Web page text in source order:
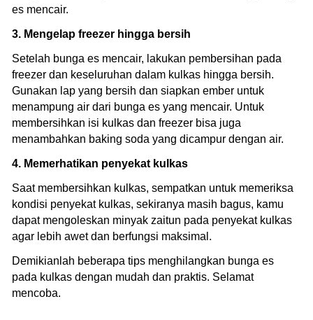
es mencair.
3. Mengelap freezer hingga bersih
Setelah bunga es mencair, lakukan pembersihan pada
freezer dan keseluruhan dalam kulkas hingga bersih.
Gunakan lap yang bersih dan siapkan ember untuk
menampung air dari bunga es yang mencair. Untuk
membersihkan isi kulkas dan freezer bisa juga
menambahkan baking soda yang dicampur dengan air.
4. Memerhatikan penyekat kulkas
Saat membersihkan kulkas, sempatkan untuk memeriksa
kondisi penyekat kulkas, sekiranya masih bagus, kamu
dapat mengoleskan minyak zaitun pada penyekat kulkas
agar lebih awet dan berfungsi maksimal.
Demikianlah beberapa tips menghilangkan bunga es
pada kulkas dengan mudah dan praktis. Selamat
mencoba.